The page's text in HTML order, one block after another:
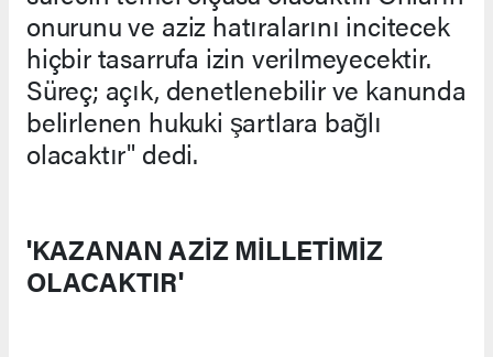
onurunu ve aziz hatıralarını incitecek
hiçbir tasarrufa izin verilmeyecektir.
Süreç; açık, denetlenebilir ve kanunda
belirlenen hukuki şartlara bağlı
olacaktır" dedi.
'KAZANAN AZİZ MİLLETİMİZ
OLACAKTIR'